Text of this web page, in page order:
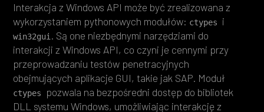
Interakcja z Windows API może być zrealizowana z
wykorzystaniem pythonowych modułów: ctypes i
win32gui. Są one niezbędnymi narzędziami do
interakcji z Windows API, co czyni je cennymi przy
przeprowadzaniu testów penetracyjnych
obejmujących aplikacje GUI, takie jak SAP. Moduł
ctypes
pozwala na bezpośredni dostęp do bibliotek
DLL systemu Windows, umożliwiając interakcję z